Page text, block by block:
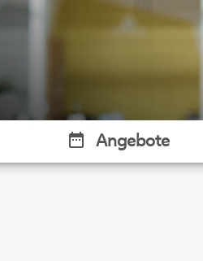
date_range Angebote